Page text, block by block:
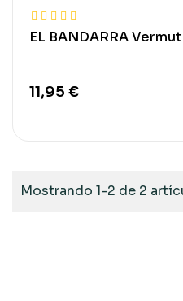
EL BANDARRA Vermut
11,95 €
Mostrando 1-2 de 2